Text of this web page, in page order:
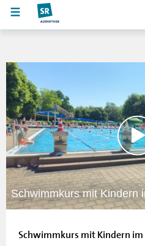
Schwimmkurs mit Kindern
Schwimmkurs mit Kindern